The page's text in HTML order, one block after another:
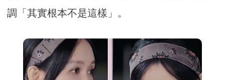
調「其實根本不是這樣」。